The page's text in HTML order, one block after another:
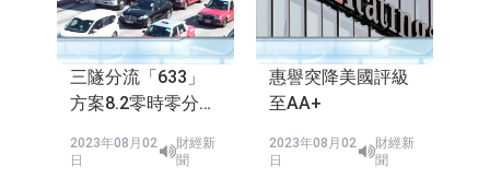
三隧分流「633」
方案8.2零時零分實
順
2023年08月02
日
財經新
聞
惠譽突降美國評級
至AA+
2023年08月02
日
財經新
聞